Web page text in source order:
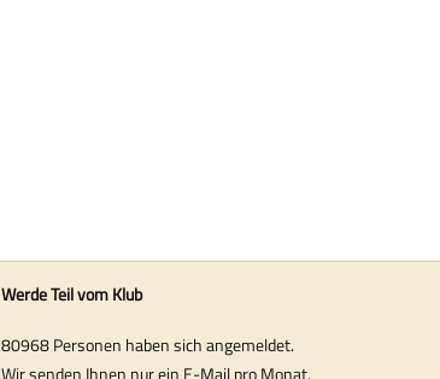
Werde Teil vom Klub
80968 Personen haben sich angemeldet.
Wir senden Ihnen nur ein E-Mail pro Monat.